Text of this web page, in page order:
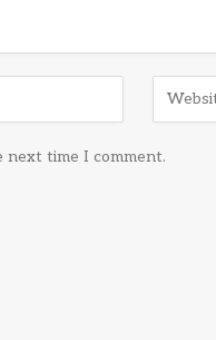
next time I comment.